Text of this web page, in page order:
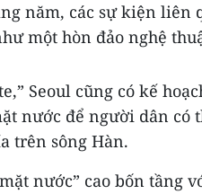
năm, các sự kiện liên
một hòn đảo nghệ
Seoul cũng có kế
nước để người dân có
trên sông Hàn.
nước” cao bốn tầng